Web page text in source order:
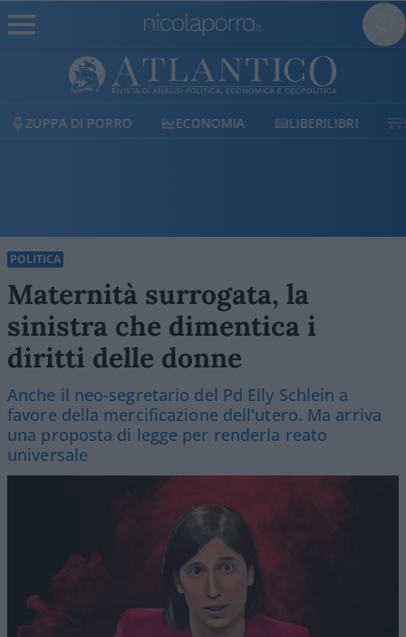
ECONOMIA LIBERILIBRI SHOP SOSTIENICI
POLITICA
Maternità surrogata, la
sinistra che dimentica i
diritti delle donne
Anche il neo-segretario del Pd Elly Schlein a
favore della mercificazione dell'utero. Ma arriva
una proposta di legge per renderla reato
universale